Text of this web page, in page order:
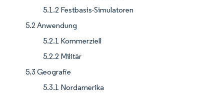
5.1.2 Festbasis-Simulatoren
5.2 Anwendung
5.2.1 Kommerziell
5.2.2 Militär
5.3 Geografie
5.3.1 Nordamerika